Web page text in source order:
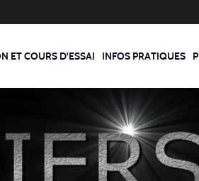
ET COURS D'ESSAI INFOS PRATIQUES